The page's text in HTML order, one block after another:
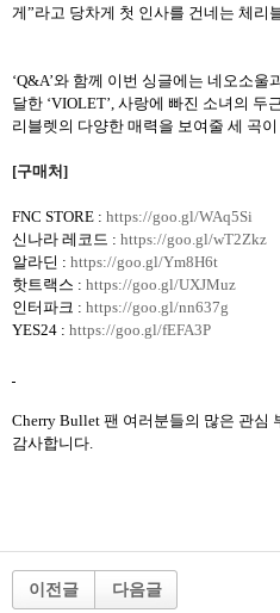
게”라고 당차게 첫 인사를 건네는 체리
‘Q&A’와 함께 이번 싱글에는 네오소울
달한 ‘VIOLET’, 사랑에 빠진 소녀의 두
리블렛의 다양한 매력을 보여줄 세 곡이
[구매처 ]
FNC STORE : https://goo.gl/WAq5Si
신나라 레코드 : https://goo.gl/wT2Zkz
알라딘 : https://goo.gl/Ym8H6t
핫트랙스 : https://goo.gl/UXJMuz
인터파크 : https://goo.gl/nn637g
YES24 : https://goo.gl/fEFA3P
Cherry Bullet 팬 여러분들의 많은 관심
감사합니다
이전글 다음글